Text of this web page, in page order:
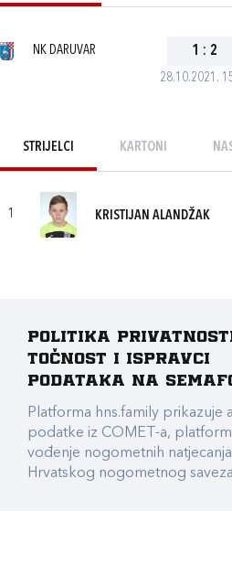
28.10.2021.
NK DARUVAR 1 : 2
STRIJELCI KARTONI
1 KRISTIJAN ALANDŽAK
Politika
točnost i ispravci
podataka na
Platforma hns.family prikazuje
podatke iz COMET-a,
vođenje nogometnih natjecanja
Hrvatskog nogometnog